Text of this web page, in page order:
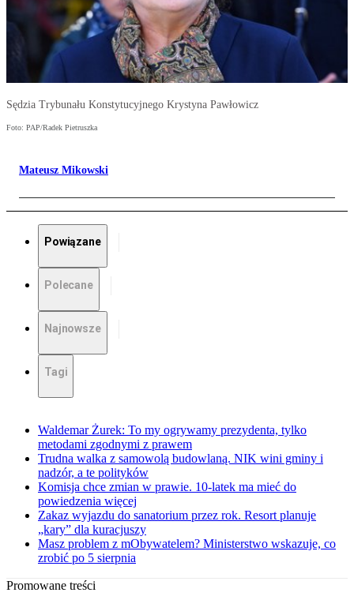
Sędzia Trybunału Konstytucyjnego Krystyna Pawłowicz
Foto: PAP/Radek Pietruszka
Mateusz Mikowski
Powiązane
Polecane
Najnowsze
Tagi
Waldemar Żurek: To my ogrywamy prezydenta, tylko
metodami zgodnymi z prawem
Trudna walka z samowolą budowlaną. NIK wini gminy i
nadzór, a te polityków
Komisja chce zmian w prawie. 10-latek ma mieć do
powiedzenia więcej
Zakaz wyjazdu do sanatorium przez rok. Resort planuje
„kary” dla kuracjuszy
Masz problem z mObywatelem? Ministerstwo wskazuje, co
zrobić po 5 sierpnia
Promowane treści